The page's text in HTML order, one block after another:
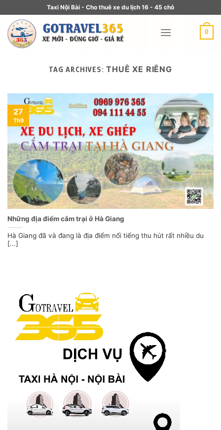
Taxi Nội Bài - Cho thuê xe du lịch 16 - 45 chỗ
0
TAG ARCHIVES:THUÊ XE RIÊNG
Những địa điểm cắm trại ở Hà Giang
Hà Giang đã và đang là địa điểm nổi tiếng thu hút rất nhiều du
[...]
27
Th9